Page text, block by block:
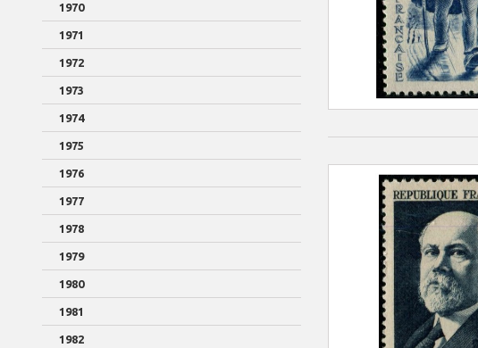
1970
1971
1972
1973
1974
1975
1976
1977
1978
1979
1980
1981
1982